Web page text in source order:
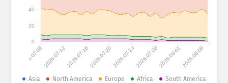
Pomoc
Zbiór danych
Limit
2026-07-082026-07-122026-07-162026-07-202026-07-242026-07-282026-08-012026-08-05
0
20
40
Asia North America Europe Africa South America